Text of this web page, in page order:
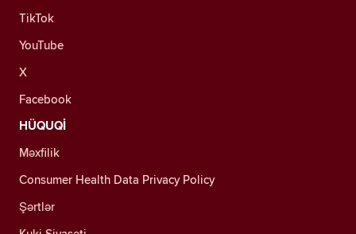
TikTok
YouTube
X
Facebook
HÜQUQİ
Məxfilik
Consumer Health Data Privacy Policy
Şərtlər